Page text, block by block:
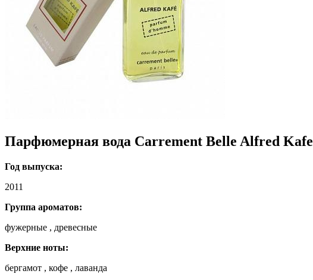
Парфюмерная вода Carrement Belle Alfred Kafe
Год выпуска:
2011
Группа ароматов:
фужерные , древесные
Верхние ноты:
бергамот , кофе , лаванда